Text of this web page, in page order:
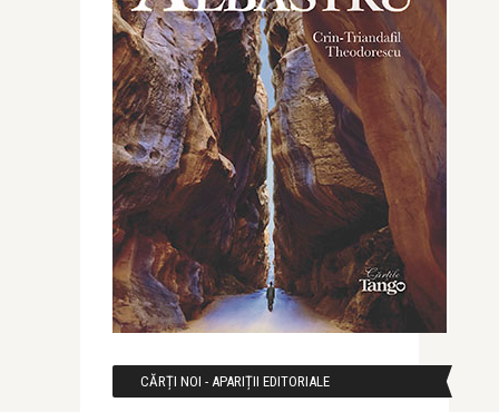
CĂRȚI NOI - APARIȚII EDITORIALE